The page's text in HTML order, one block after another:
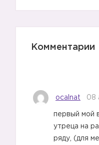
Комментарии
ocalnat 08
первый мой
утреца на
ряду, (для